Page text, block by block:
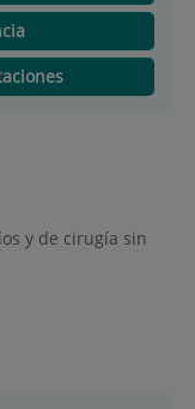
y de cirugía sin